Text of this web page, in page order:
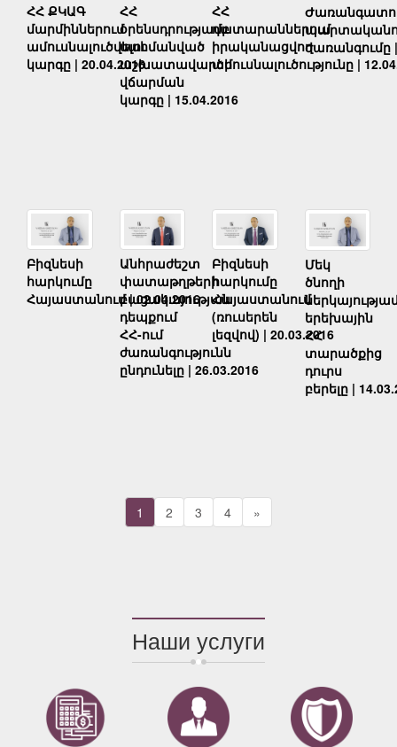
ՀՀ ՔԿԱԳ
մարմիններում
ամուսնալուծվելու
կարգը | 20.04.2016
ՀՀ
օրենսդրությամբ
սահմանված
աշխատավարձի
վճարման
կարգը | 15.04.2016
ՀՀ
դատարաններում
իրականացվող
ամուսնալուծությունը |
ժառանգումը |
Բիզնեսի
հարկումը
Հայաստանում | 02.04.2016
Անհրաժեշտ
փատաթղթերի
բացակայության
դեպքում
ՀՀ-ում
ժառանգությունն
ընդունելը | 26.03.2016
Բիզնեսի
հարկումը
Հայաստանում
(ռուսերեն
լեզվով) | 20.03.2016
Մեկ
ծնողի
երեխային
ՀՀ
տարածքից
դուրս
բերելը |
1 2 3 4 »
Наши услуги